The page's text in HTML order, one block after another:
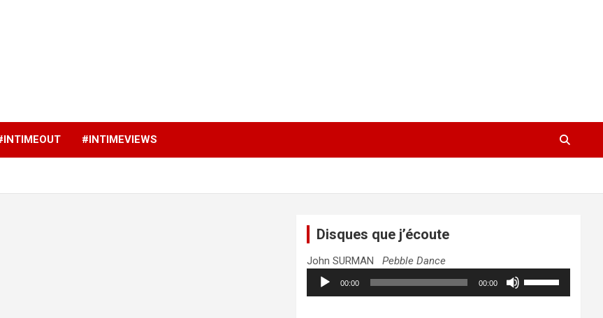
#INTIMEVIEWS
Disques que j’écoute
John SURMANPebble Dance
Lecteur
audio
00:00 00:00